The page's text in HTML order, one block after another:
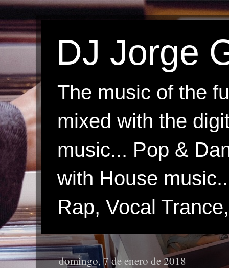
DJ Jorge
The music of the
mixed with the
music... Pop &
with House
Rap, Vocal
domingo, 7 de enero de 2018